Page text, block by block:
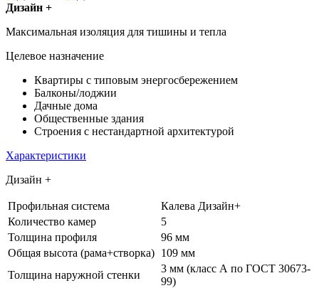
Дизайн +
Максимальная изоляция для тишины и тепла
Целевое назначение
Квартиры с типовым энергосбережением
Балконы/лоджии
Дачные дома
Общественные здания
Строения с нестандартной архитектурой
Характеристики
Дизайн +
Профильная система
Калева Дизайн+
Количество камер
5
Толщина профиля
96 мм
Общая высота (рама+створка) 109 мм
Толщина наружной стенки
3 мм (класс А по ГОСТ 30673-
99)